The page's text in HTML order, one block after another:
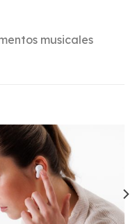
musicales